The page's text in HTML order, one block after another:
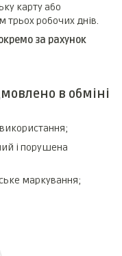
карту або
робочих днів.
за рахунок
в обміні
і порушена
маркування;